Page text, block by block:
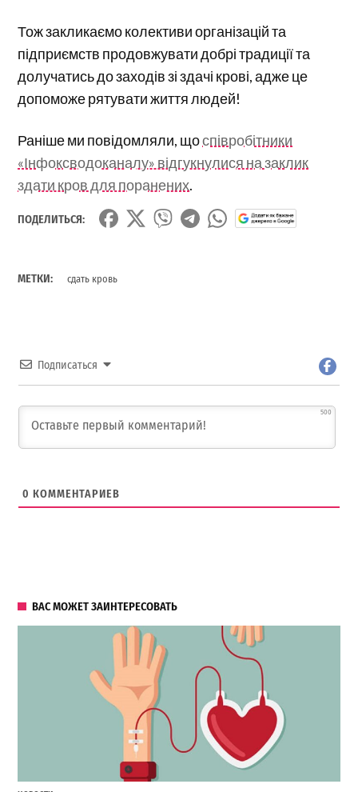
Тож закликаємо колективи організацій та
підприємств продовжувати добрі традиції та
долучатись до заходів зі здачі крові, адже це
допоможе рятувати життя людей!
Раніше ми повідомляли, щоспівробітники
«Інфоксводоканалу» відгукнулися на заклик
здати кров для поранених.
ПОДЕЛИТЬСЯ:
МЕТКИ: сдать кровь
Подписаться
500
0 КОММЕНТАРИЕВ
ВАС МОЖЕТ ЗАИНТЕРЕСОВАТЬ